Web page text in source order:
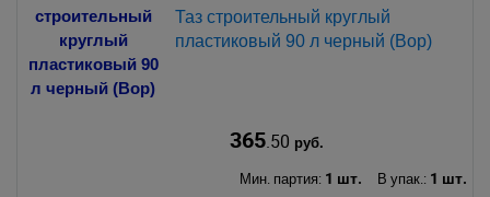
Таз строительный круглый
пластиковый 90 л черный (Вор)
365.50 руб.
Мин. партия: 1 шт. В упак.: 1 шт.